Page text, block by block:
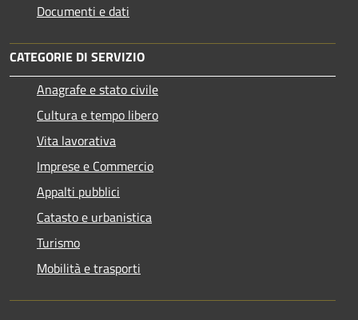
Documenti e dati
CATEGORIE DI SERVIZIO
Anagrafe e stato civile
Cultura e tempo libero
Vita lavorativa
Imprese e Commercio
Appalti pubblici
Catasto e urbanistica
Turismo
Mobilità e trasporti